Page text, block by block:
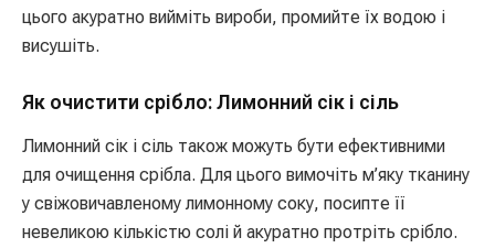
цього акуратно вийміть вироби, промийте їх водою і
висушіть.
Як очистити срібло: Лимонний сік і сіль
Лимонний сік і сіль також можуть бути ефективними
для очищення срібла. Для цього вимочіть м’яку тканину
у свіжовичавленому лимонному соку, посипте її
невеликою кількістю солі й акуратно протріть срібло.